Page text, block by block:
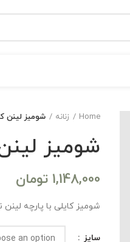
Home زنانه شومیز لینن
شومیز
1,148,000 تومان
شومیز کایلی با پارچه لینن
سایز